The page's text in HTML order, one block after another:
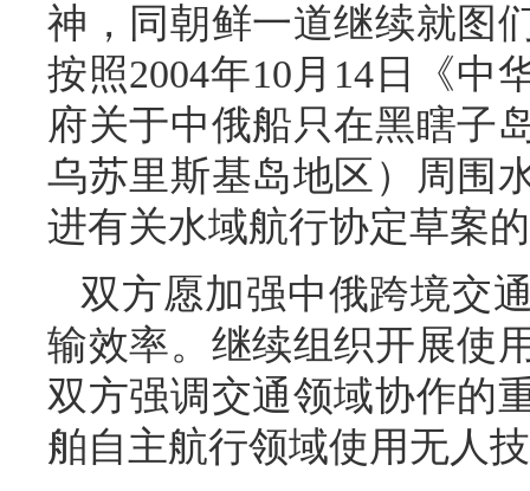
神，同朝鲜一道继续就图
按照2004年10月14日《中
府关于中俄船只在黑瞎子
乌苏里斯基岛地区）周围
进有关水域航行协定草案
双方愿加强中俄跨境交
输效率。继续组织开展使
双方强调交通领域协作的
舶自主航行领域使用无人